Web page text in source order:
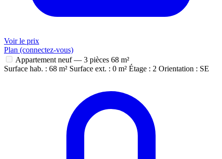
Voir le prix
Plan (connectez-vous)
Appartement neuf — 3 pièces 68 m²
Surface hab. : 68 m² Surface ext. : 0 m² Étage : 2 Orientation : SE